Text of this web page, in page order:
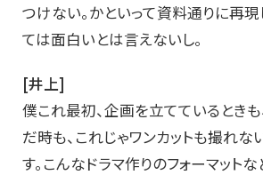
つけない。かといって資料通りに再現
ては面白いとは言えないし。
[井上]
僕これ最初、企画を立てているとき
だ時も、これじゃワンカットも撮れな
す。こんなドラマ作りのフォーマット